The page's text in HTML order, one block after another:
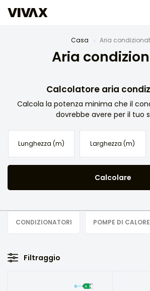
Casa Aria
Aria
Calcolatore aria
Calcola la potenza minima che il
dovrebbe avere per il tuo
Calcolare
CONDIZIONATORI POMPE DI CALORE
Filtraggio